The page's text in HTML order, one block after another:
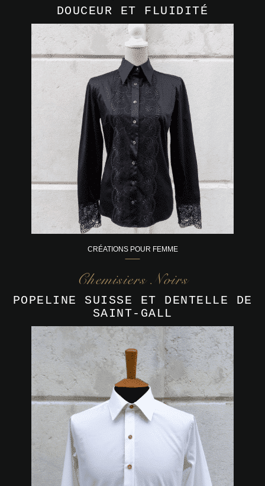
DOUCEUR ET FLUIDITÉ
CRÉATIONS POUR FEMME
Chemisiers Noirs
POPELINE SUISSE ET DENTELLE DE
SAINT-GALL